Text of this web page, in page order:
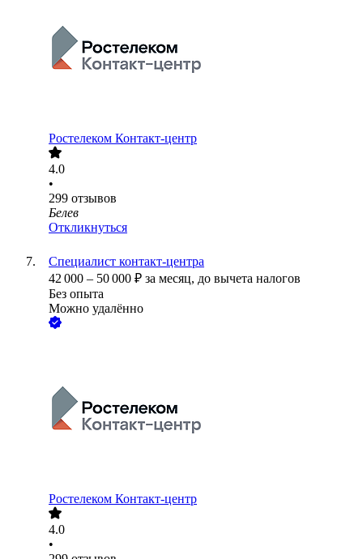
Ростелеком Контакт-центр
4.0
•
299 отзывов
Белев
Откликнуться
Специалист контакт-центра
42 000 – 50 000 ₽ за месяц, до вычета налогов
Без опыта
Можно удалённо
Ростелеком Контакт-центр
4.0
•